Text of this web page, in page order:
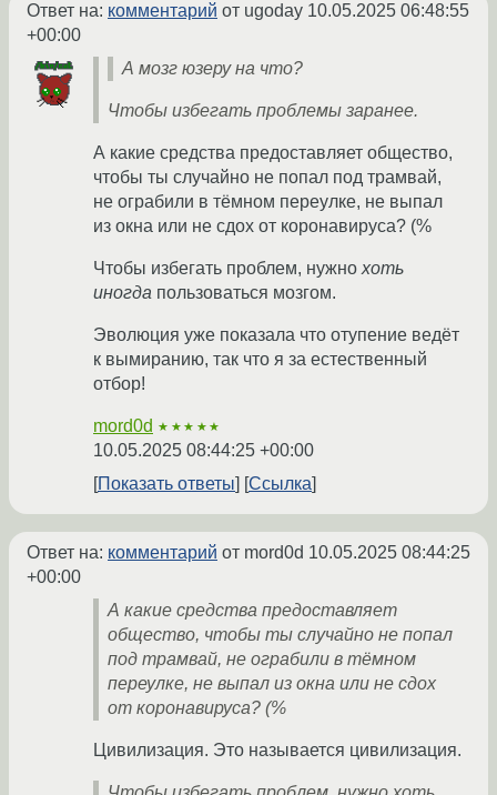
Ответ на: комментарий от ugoday 10.05.2025 06:48:55
+00:00
А мозг юзеру на что?
Чтобы избегать проблемы заранее.
А какие средства предоставляет общество,
чтобы ты случайно не попал под трамвай,
не ограбили в тёмном переулке, не выпал
из окна или не сдох от коронавируса? (%
Чтобы избегать проблем, нужно хоть
иногда пользоваться мозгом.
Эволюция уже показала что отупение ведёт
к вымиранию, так что я за естественный
отбор!
mord0d ★★★★★
10.05.2025 08:44:25 +00:00
Показать ответы
Ссылка
Ответ на: комментарий от mord0d 10.05.2025 08:44:25
+00:00
А какие средства предоставляет
общество, чтобы ты случайно не попал
под трамвай, не ограбили в тёмном
переулке, не выпал из окна или не сдох
от коронавируса? (%
Цивилизация. Это называется цивилизация.